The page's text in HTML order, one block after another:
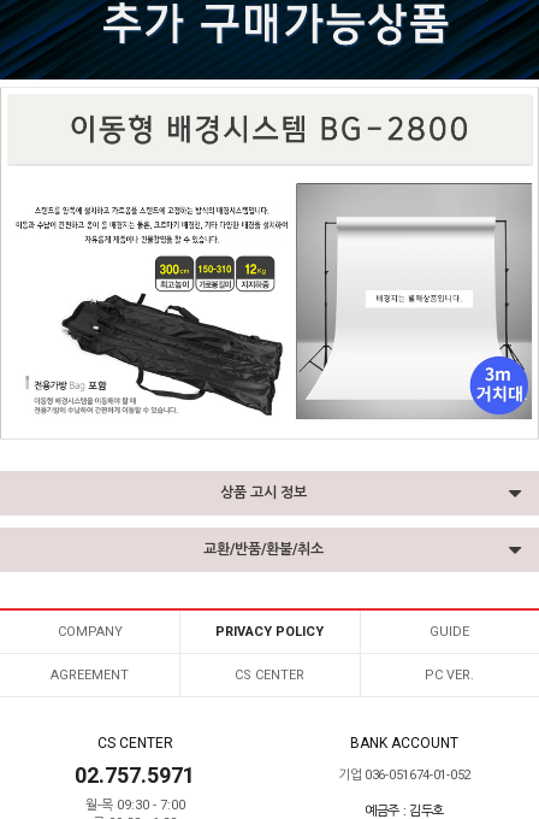
상품 고시 정보
교환/반품/환불/취소
COMPANY PRIVACY POLICY GUIDE
AGREEMENT CS CENTER PC VER.
CS CENTER
02.757.5971
월-목 09:30 - 7:00
BANK ACCOUNT
기업 036-051674-01-052
예금주 : 김두호